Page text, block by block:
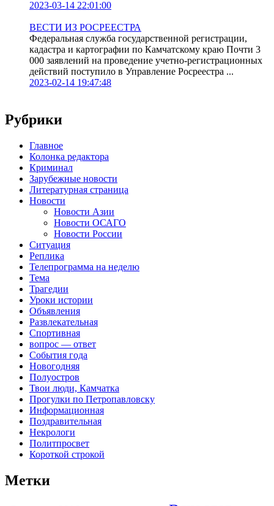
2023-03-14 22:01:00
ВЕСТИ ИЗ РОСРЕЕСТРА
Федеральная служба государственной регистрации,
кадастра и картографии по Камчатскому краю Почти 3
000 заявлений на проведение учетно-регистрационных
действий поступило в Управление Росреестра ...
2023-02-14 19:47:48
Рубрики
Главное
Колонка редактора
Криминал
Зарубежные новости
Литературная страница
Новости
Новости Азии
Новости ОСАГО
Новости России
Ситуация
Реплика
Телепрограмма на неделю
Тема
Трагедии
Уроки истории
Объявления
Развлекательная
Спортивная
вопрос — ответ
События года
Новогодняя
Полуостров
Твои люди, Камчатка
Прогулки по Петропавловску
Информационная
Поздравительная
Некрологи
Политпросвет
Короткой строкой
Метки